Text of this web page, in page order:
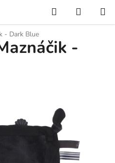
Hľadať
KOŠÍK
- Dark Blue
-